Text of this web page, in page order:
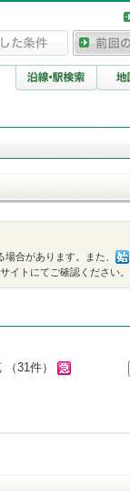
合があります。また、
イトにてご確認ください。
（31件）